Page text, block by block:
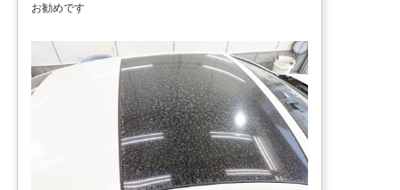
お勧めです